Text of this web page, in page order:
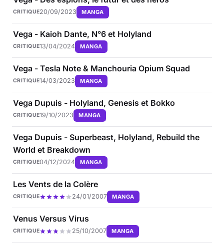
CRITIQUE20/09/2023 MANGA
Vega - Kaioh Dante, N°6 et Holyland
CRITIQUE13/04/2024 MANGA
Vega - Tesla Note & Manchouria Opium Squad
CRITIQUE14/03/2023 MANGA
Vega Dupuis - Holyland, Genesis et Bokko
CRITIQUE19/10/2023 MANGA
Vega Dupuis - Superbeast, Holyland, Rebuild the
World et Breakdown
CRITIQUE04/12/2024 MANGA
Les Vents de la Colère
CRITIQUE 24/01/2007 MANGA
Venus Versus Virus
CRITIQUE 25/10/2007 MANGA